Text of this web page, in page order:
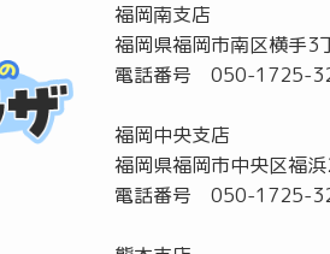
福岡南支店
福岡県福岡市南区横手3
電話番号 050-1725-
福岡中央支店
福岡県福岡市中央区福
電話番号 050-1725-